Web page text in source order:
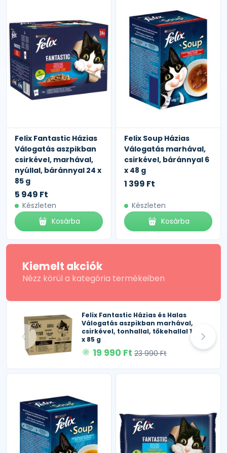
Felix Fantastic Házias
Válogatás aszpikban
csirkével, marhával,
nyúllal, báránnyal 24 x
85 g
5 949 Ft
Készleten
Kosárba
Felix Soup Házias
Válogatás marhával,
csirkével, báránnyal 6
x 48 g
1 399 Ft
Készleten
Kosárba
Kiemelt akciók
Nézz körül a kategória termékeiben
Felix Fantastic Házias és Halas
Válogatás aszpikban marhával,
csirkével, tonhallal, tőkehallal 120
x 85 g
19 990 Ft 23 990 Ft